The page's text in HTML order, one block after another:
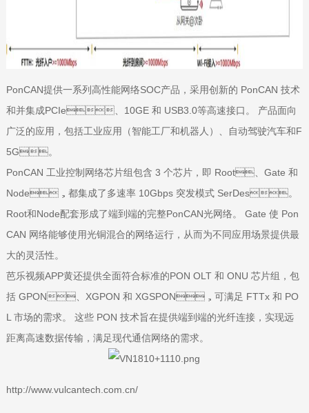
PonCAN提供一系列高性能网络SOC产品，采用创新的 PonCAN 技术
和并集成PCIe、10GE 和 USB3.0等高速接口。 产品面向
广泛的应用，包括工业应用（智能工厂和机器人）、自动驾驶汽车和F
5G。
PonCAN 工业控制网络芯片组包含 3 个芯片，即 Root、Gate 和
Node，都集成了多速率 10Gbps 突发模式 SerDes。
Root和Node配套形成了端到端的完整PonCAN光网络。 Gate 使 Pon
CAN 网络能够使用光铜混合的网络运行，从而为不同应用场景提供最
大的灵活性。
芭乐视频APP黄还提供全面符合标准的PON OLT 和 ONU 芯片组，包
括 GPON、XGPON 和 XGSPON，可满足 FTTx 和 PO
L 市场的需求。 这些 PON 技术旨在提供端到端的光纤连接，实现远
距离高速数据传输，满足现代通信网络的需求。
http://www.vulcantech.com.cn/